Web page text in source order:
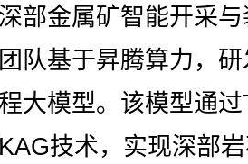
金属矿智能开采与
队基于昇腾算力，
大模型。该模型通
技术，实现深部